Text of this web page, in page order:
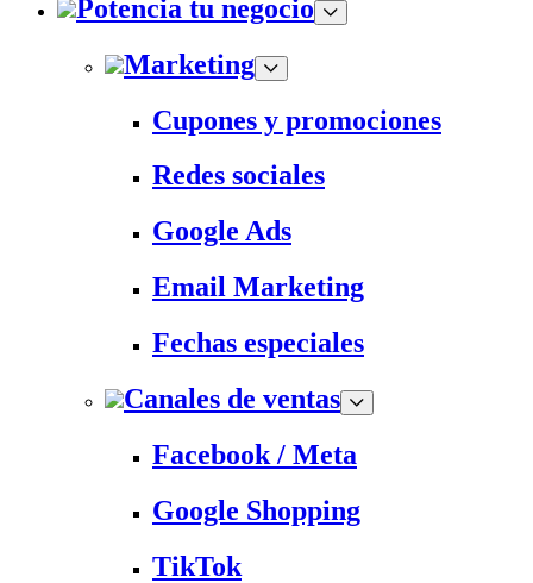
Potencia tu negocio
Marketing
Cupones y promociones
Redes sociales
Google Ads
Email Marketing
Fechas especiales
Canales de ventas
Facebook / Meta
Google Shopping
TikTok